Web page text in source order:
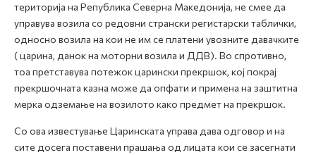
територија на Република Северна Македонија, не смее да
управува возила со редовни странски регистарски таблички,
односно возила на кои не им се платени увозните давачките
( царина, данок на моторни возила и ДДВ). Во спротивно,
тоа претставува потежок царински прекршок, кој покрај
прекршочната казна може да опфати и примена на заштитна
мерка одземање на возилото како предмет на прекршок.
Со ова известување Царинската управа дава одговор и на
сите досега поставени прашања од лицата кои се засегнати